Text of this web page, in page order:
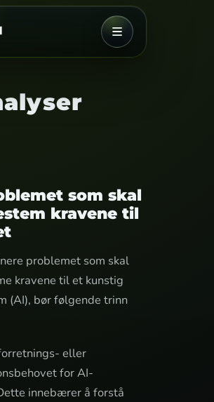
MENY
som skal
kravene til
problemet som skal
kravene til et kunstig
(AI), bør følgende trinn
eller
for AI-
innebærer å forstå